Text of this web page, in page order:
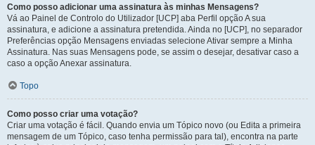
Como posso adicionar uma assinatura às minhas Mensagens?
Vá ao Painel de Controlo do Utilizador [UCP] aba Perfil opção A sua
assinatura, e adicione a assinatura pretendida. Ainda no [UCP], no separador
Preferências opção Mensagens enviadas selecione Ativar sempre a Minha
Assinatura. Nas suas Mensagens pode, se assim o desejar, desativar caso a
caso a opção Anexar assinatura.
Topo
Como posso criar uma votação?
Criar uma votação é fácil. Quando envia um Tópico novo (ou Edita a primeira
mensagem de um Tópico, caso tenha permissão para tal), encontra na parte